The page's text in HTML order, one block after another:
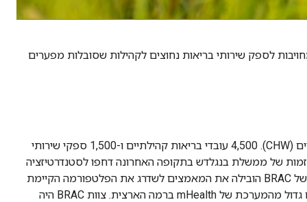
לספק שירותי בריאות נחוצים לקהילות שסובלות מפערים
מערכת mHealth הנוכחית של BRAC בבנגלדש היא אחת מהפריסות הגדולות ביותר בעולם של mHealth שמבוסס על עובדי בריאות קהילתיים (CHW). 4,500 עובדי בריאות קהילתיים ו-1,500 ספקי שירותי
ב-64 מחוזות וב-540 מיליון נקודות נתונים של שירותים. יוזמות של ממשלת בנגלדש בתקופה האחרונה דחפו לסטנדרטיזציה
של מערכות מידע רפואי כדי ליצור מעקב לאורך זמן ולשפר את איכות הטיפול של האזרחים. תוכנית הבריאות, התזונה והאוכלוסייה (HNPP) של BRAC הובילה את המאמצים לשדרג את הפלטפורמה הקיימת
למערכת שתואמת ל-FHIR. האתגר העיקרי בפרויקט הזה היה לבצע אופטימיזציה של הביצועים של אפליקציית FHIR כדי לטפל בנפח נתונים גדול מהמערכת של mHealth ברמה הארצית. צוות BRAC היה